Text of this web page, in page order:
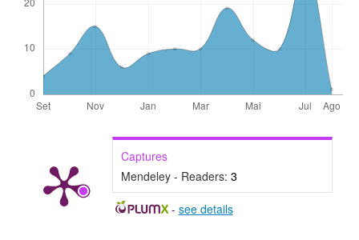
Captures
Mendeley - Readers: 3
- see details